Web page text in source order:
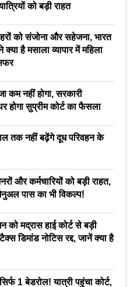
को बड़ी राहत
को संजोना और सहेजना, भारत
है मसाला व्यापार में महिला
कम नहीं होगा, सरकारी
होगा सुप्रीम कोर्ट का फैसला
तक नहीं बढ़ेंगे दूध परिवहन के
और कर्मचारियों को बड़ी राहत,
पास का भी विकल्प!
को मद्रास हाई कोर्ट से बड़ी
डिमांड नोटिस रद्द, जानें क्या है
1 बेडरोल! यात्री पहुंचा कोर्ट,